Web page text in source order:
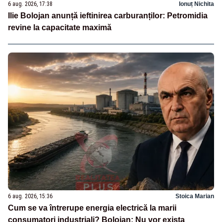
6 aug. 2026, 17:38 Ionuț Nichita
Ilie Bolojan anunță ieftinirea carburanților: Petromidia
revine la capacitate maximă
6 aug. 2026, 15:36 Stoica Marian
Cum se va întrerupe energia electrică la marii
consumatori industriali? Bolojan: Nu vor exista